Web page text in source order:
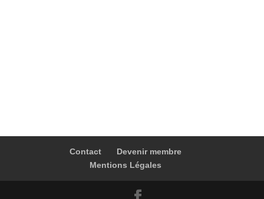
Contact
Devenir membre
Mentions Légales